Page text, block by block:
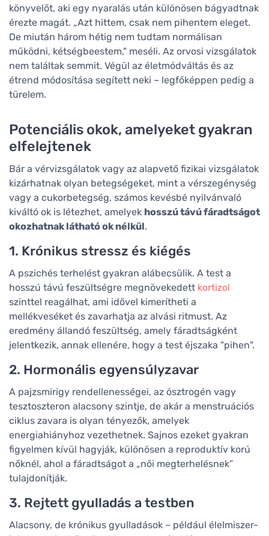
könyvelőt, aki egy nyaralás után különösen bágyadtnak
érezte magát. „Azt hittem, csak nem pihentem eleget.
De miután három hétig nem tudtam normálisan
működni, kétségbeestem," meséli. Az orvosi vizsgálatok
nem találtak semmit. Végül az életmódváltás és az
étrend módosítása segített neki – legfőképpen pedig a
türelem.
Potenciális okok, amelyeket gyakran
elfelejtenek
Bár a vérvizsgálatok vagy az alapvető fizikai vizsgálatok
kizárhatnak olyan betegségeket, mint a vérszegénység
vagy a cukorbetegség, számos kevésbé nyilvánvaló
kiváltó ok is létezhet, amelyek hosszú távú fáradtságot
okozhatnak látható ok nélkül.
1. Krónikus stressz és kiégés
A pszichés terhelést gyakran alábecsülik. A test a
hosszú távú feszültségre megnövekedett kortizol
szinttel reagálhat, ami idővel kimerítheti a
mellékveséket és zavarhatja az alvási ritmust. Az
eredmény állandó feszültség, amely fáradtságként
jelentkezik, annak ellenére, hogy a test éjszaka "pihen".
2. Hormonális egyensúlyzavar
A pajzsmirigy rendellenességei, az ösztrogén vagy
tesztoszteron alacsony szintje, de akár a menstruációs
ciklus zavara is olyan tényezők, amelyek
energiahiányhoz vezethetnek. Sajnos ezeket gyakran
figyelmen kívül hagyják, különösen a reproduktív korú
nőknél, ahol a fáradtságot a „női megterhelésnek”
tulajdonítják.
3. Rejtett gyulladás a testben
Alacsony, de krónikus gyulladások – például élelmiszer-